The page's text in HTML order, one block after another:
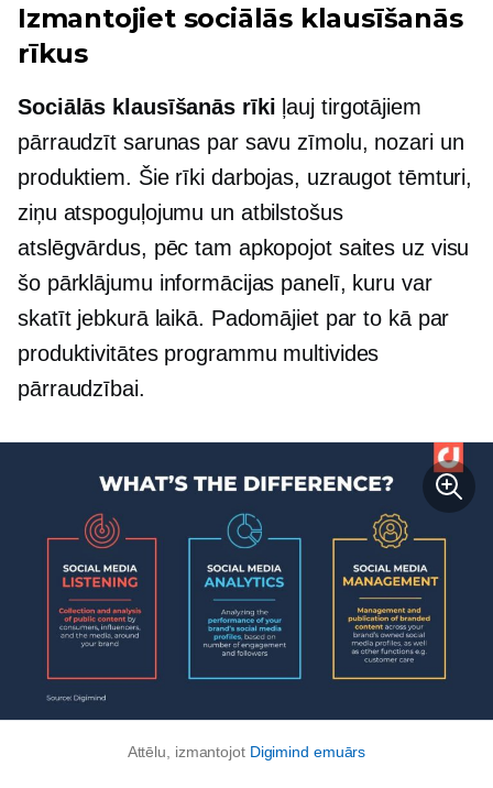
Izmantojiet sociālās klausīšanās
rīkus
Sociālās klausīšanās rīki ļauj tirgotājiem
pārraudzīt sarunas par savu zīmolu, nozari un
produktiem. Šie rīki darbojas, uzraugot tēmturi,
ziņu atspoguļojumu un atbilstošus
atslēgvārdus, pēc tam apkopojot saites uz visu
šo pārklājumu informācijas panelī, kuru var
skatīt jebkurā laikā. Padomājiet par to kā par
produktivitātes programmu multivides
pārraudzībai.
Attēlu, izmantojot Digimind emuārs